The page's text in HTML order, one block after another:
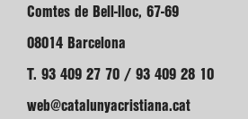
Comtes de Bell-lloc, 67-69
08014 Barcelona
T. 93 409 27 70 / 93 409 28 10
web@catalunyacristiana.cat